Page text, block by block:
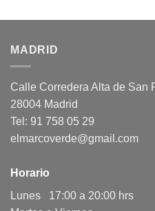
MADRID
Calle Corredera Alta de San
28004 Madrid
Tel: 91 758 05 29
elmarcoverde@gmail.com
Horario
Lunes 17:00 a 20:00 hrs